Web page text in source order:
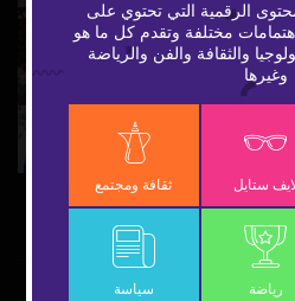
Play
Video
الرقمية التي تحتوي على
مختلفة وتقدم كل ما هو
والثقافة والفن والرياضة
وغيرها
ستايل ثقافة ومجتمع
رياضة سياسة